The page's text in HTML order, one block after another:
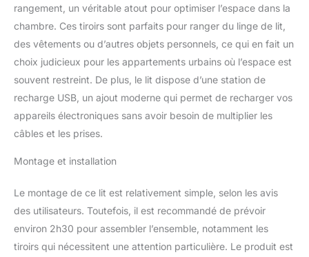
au lit lorsque le tiroir n’est
pas utilisé, afin que votre
chambre soit bien
rangée. Les boîtes de
rangement sont faciles à
dérouler et à rentrer
grâce aux roues sur le
RENCONTRE LE DESIGN
Les boutons décoratifs
rembourrés donnent à la
tête de lit un look
moderne. Fabriqué
principalement en fer, le
rangement, un véritable atout pour optimiser l’espace dans la
chambre. Ces tiroirs sont parfaits pour ranger du linge de lit,
des vêtements ou d’autres objets personnels, ce qui en fait un
choix judicieux pour les appartements urbains où l’espace est
souvent restreint. De plus, le lit dispose d’une station de
recharge USB, un ajout moderne qui permet de recharger vos
appareils électroniques sans avoir besoin de multiplier les
câbles et les prises.
Montage et installation
Le montage de ce lit est relativement simple, selon les avis
des utilisateurs. Toutefois, il est recommandé de prévoir
environ 2h30 pour assembler l’ensemble, notamment les
tiroirs qui nécessitent une attention particulière. Le produit est